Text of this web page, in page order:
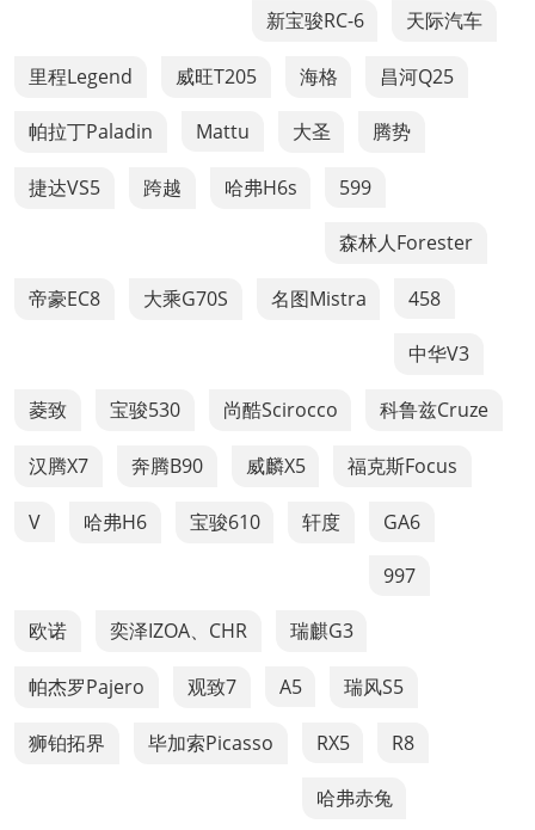
新宝骏RC-6 天际汽车
里程Legend 威旺T205 海格 昌河Q25
帕拉丁Paladin Mattu 大圣 腾势
捷达VS5 跨越 哈弗H6s 599
森林人Forester
帝豪EC8 大乘G70S 名图Mistra 458
中华V3
菱致 宝骏530 尚酷Scirocco 科鲁兹Cruze
汉腾X7 奔腾B90 威麟X5 福克斯Focus
V 哈弗H6 宝骏610 轩度 GA6
997
欧诺 奕泽IZOA、CHR 瑞麒G3
帕杰罗Pajero 观致7 A5 瑞风S5
狮铂拓界 毕加索Picasso RX5 R8
哈弗赤兔